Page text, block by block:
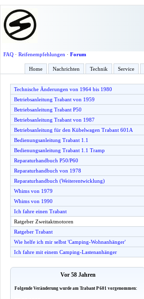
FAQ· Reifenempfehlungen · Forum
Home Nachrichten Technik Service
Technische Änderungen von 1964 bis 1980
Betriebsanleitung Trabant von 1959
Betriebsanleitung Trabant P50
Betriebsanleitung Trabant von 1987
Betriebsanleitung für den Kübelwagen Trabant 601A
Bedienungsanleitung Trabant 1.1
Bedienungsanleitung Trabant 1.1 Tramp
Reparaturhandbuch P50/P60
Reparaturhandbuch von 1978
Reparaturhandbuch (Weiterentwicklung)
Whims von 1979
Whims von 1990
Ich fahre einen Trabant
Ratgeber Zweitaktmotoren
Ratgeber Trabant
Wie helfe ich mir selbst 'Camping-Wohnanhänger'
Ich fahre mit einem Camping-Lastenanhänger
Vor 58 Jahren
Folgende Veränderung wurde am Trabant P 601 vorgenommen: